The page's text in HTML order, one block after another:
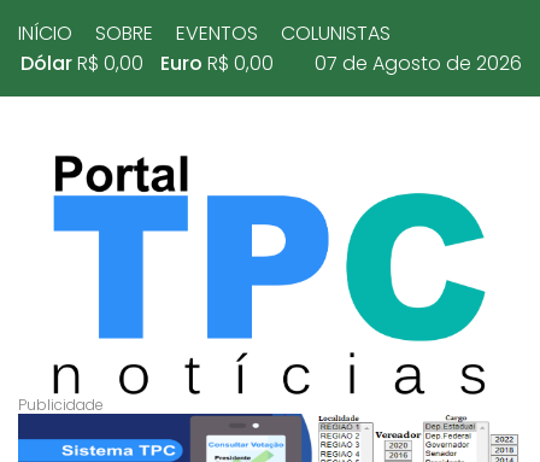
INÍCIO SOBRE EVENTOS
COLUNISTAS
DólarR$ 0,00 Euro R$ 0,00 07 de Agosto de 2026